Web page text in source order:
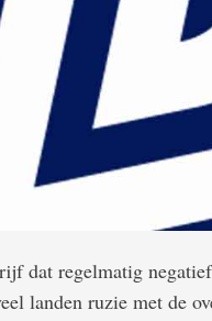
dat regelmatig
landen ruzie met de